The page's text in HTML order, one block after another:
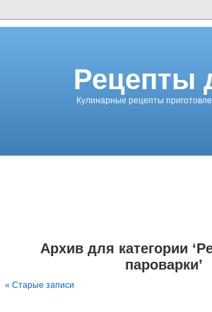
Рецепты
Кулинарные рецепты
Архив для категории
пароварки’
« Старые записи